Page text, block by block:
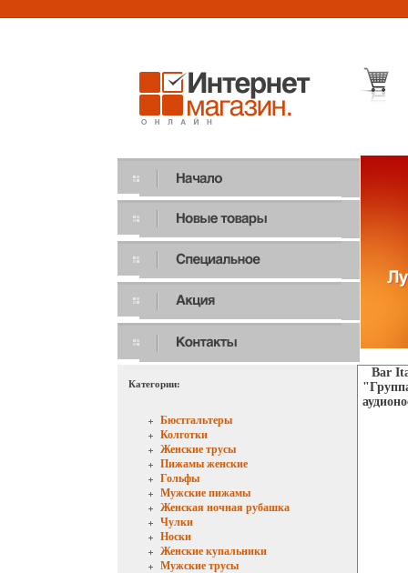
Категории:
Бюстгальтеры
Колготки
Женские трусы
Пижамы женские
Гольфы
Мужские пижамы
Женская ночная рубашка
Чулки
Носки
Женские купальники
Мужские трусы
Bar